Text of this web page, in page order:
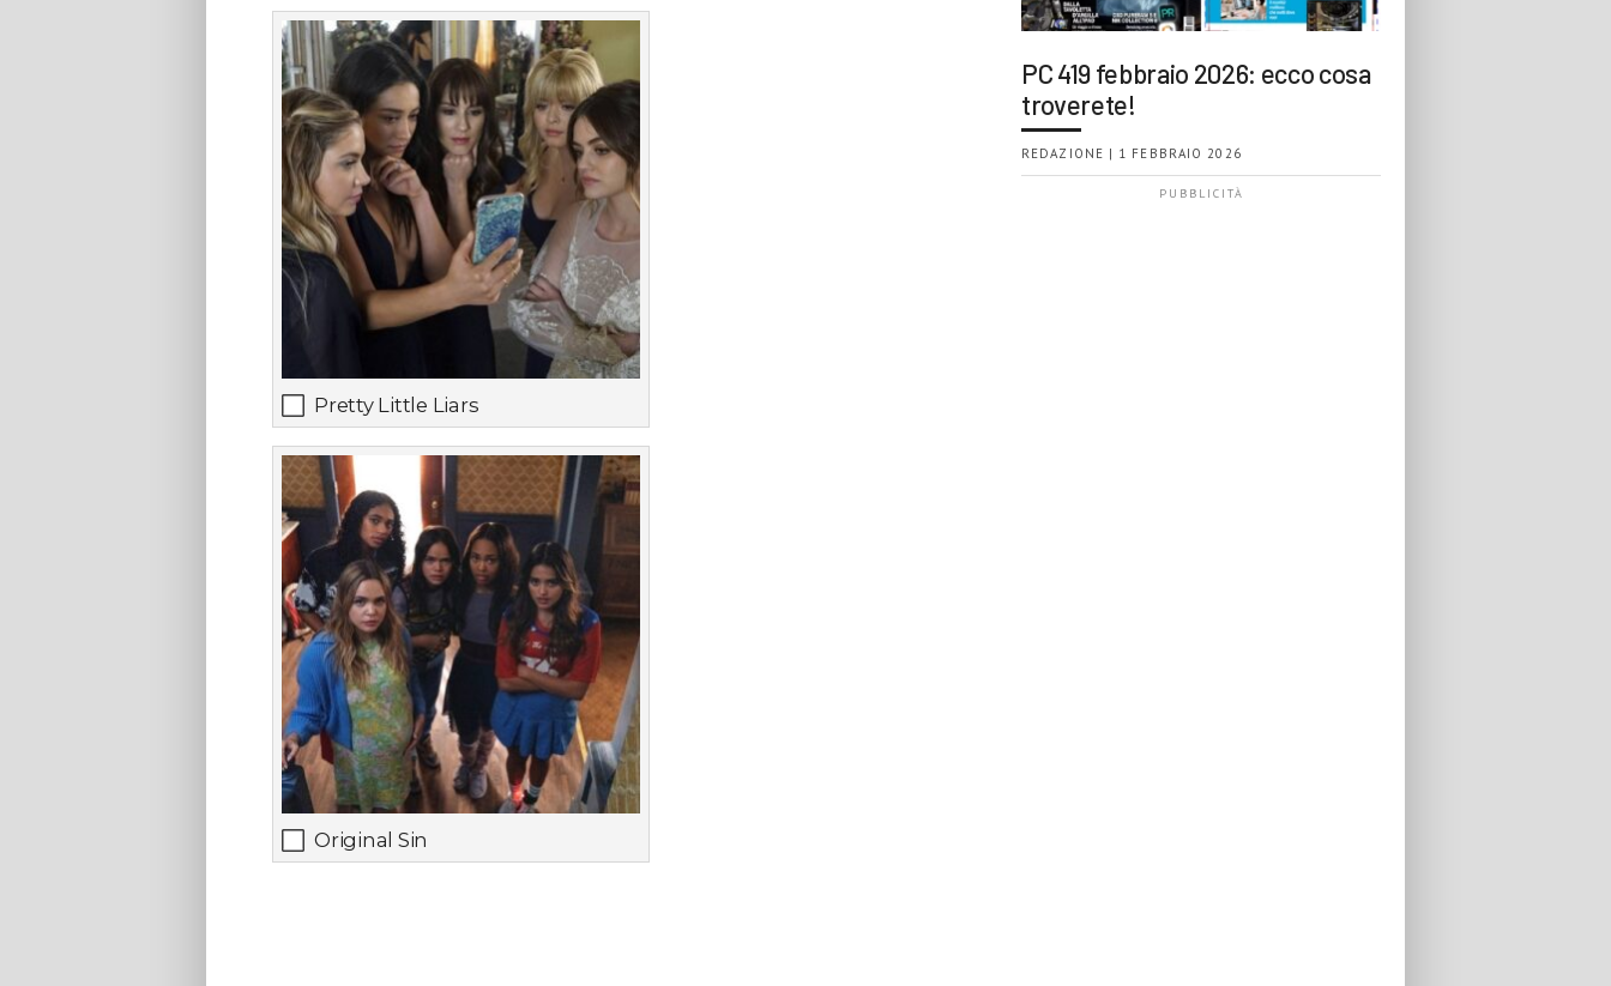
Pretty Little Liars
Original Sin
PC 419 febbraio 2026: ecco cosa
troverete!
REDAZIONE | 1 FEBBRAIO 2026